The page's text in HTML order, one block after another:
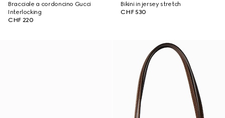
Bracciale a cordoncino Gucci
Interlocking
CHF 220
Bikini in jersey stretch
CHF 530